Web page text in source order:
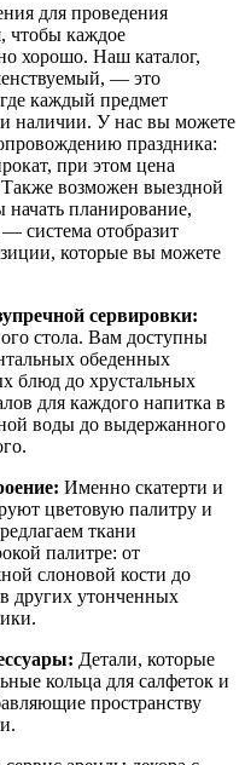
для проведения
чтобы каждое
хорошо. Наш каталог,
— это
каждый предмет
и наличии. У нас вы можете
праздника:
при этом цена
Также возможен выездной
начать планирование,
система отобразит
которые вы можете
сервировки:
стола. Вам доступны
обеденных
блюд до хрустальных
для каждого напитка в
воды до выдержанного
Именно скатерти и
цветовую палитру и
ткани
палитре: от
слоновой кости до
других утонченных
Детали, которые
кольца для салфеток и
пространству